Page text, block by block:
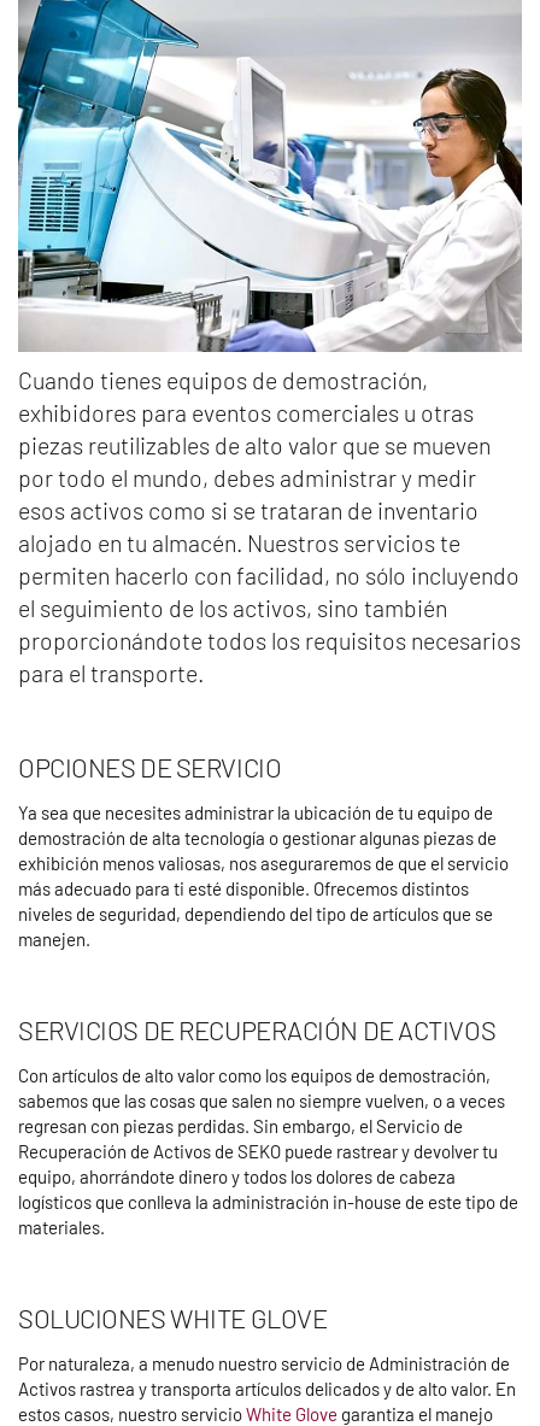
Cuando tienes equipos de demostración,
exhibidores para eventos comerciales u otras
piezas reutilizables de alto valor que se mueven
por todo el mundo, debes administrar y medir
esos activos como si se trataran de inventario
alojado en tu almacén. Nuestros servicios te
permiten hacerlo con facilidad, no sólo incluyendo
el seguimiento de los activos, sino también
proporcionándote todos los requisitos necesarios
para el transporte.
OPCIONES DE SERVICIO
Ya sea que necesites administrar la ubicación de tu equipo de
demostración de alta tecnología o gestionar algunas piezas de
exhibición menos valiosas, nos aseguraremos de que el servicio
más adecuado para ti esté disponible. Ofrecemos distintos
niveles de seguridad, dependiendo del tipo de artículos que se
manejen.
SERVICIOS DE RECUPERACIÓN DE ACTIVOS
Con artículos de alto valor como los equipos de demostración,
sabemos que las cosas que salen no siempre vuelven, o a veces
regresan con piezas perdidas. Sin embargo, el Servicio de
Recuperación de Activos de SEKO puede rastrear y devolver tu
equipo, ahorrándote dinero y todos los dolores de cabeza
logísticos que conlleva la administración in-house de este tipo de
materiales.
SOLUCIONES WHITE GLOVE
Por naturaleza, a menudo nuestro servicio de Administración de
Activos rastrea y transporta artículos delicados y de alto valor. En
estos casos, nuestro servicioWhite Glove garantiza el manejo